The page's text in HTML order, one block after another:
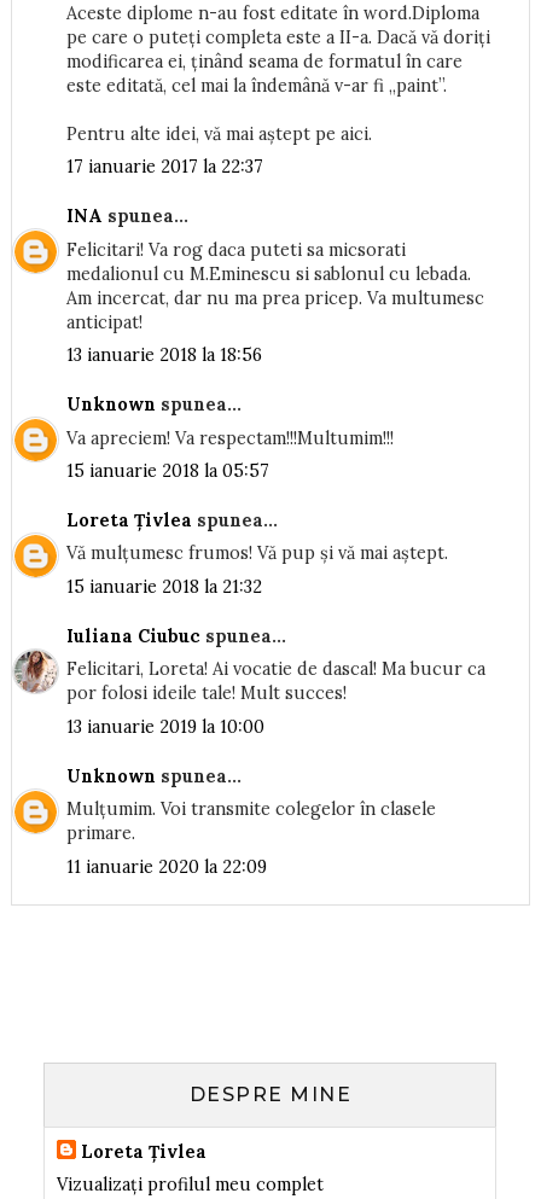
Aceste diplome n-au fost editate în word.Diploma
pe care o puteți completa este a II-a. Dacă vă doriți
modificarea ei, ținând seama de formatul în care
este editată, cel mai la îndemână v-ar fi „paint”.
Pentru alte idei, vă mai aștept pe aici.
17 ianuarie 2017 la 22:37
INA spunea...
Felicitari! Va rog daca puteti sa micsorati
medalionul cu M.Eminescu si sablonul cu lebada.
Am incercat, dar nu ma prea pricep. Va multumesc
anticipat!
13 ianuarie 2018 la 18:56
Unknown spunea...
Va apreciem! Va respectam!!!Multumim!!!
15 ianuarie 2018 la 05:57
Loreta Țivlea spunea...
Vă mulțumesc frumos! Vă pup și vă mai aștept.
15 ianuarie 2018 la 21:32
Iuliana Ciubucspunea...
Felicitari, Loreta! Ai vocatie de dascal! Ma bucur ca
por folosi ideile tale! Mult succes!
13 ianuarie 2019 la 10:00
Unknown spunea...
Mulțumim. Voi transmite colegelor în clasele
primare.
11 ianuarie 2020 la 22:09
DESPRE MINE
Loreta Țivlea
Vizualizați profilul meu complet